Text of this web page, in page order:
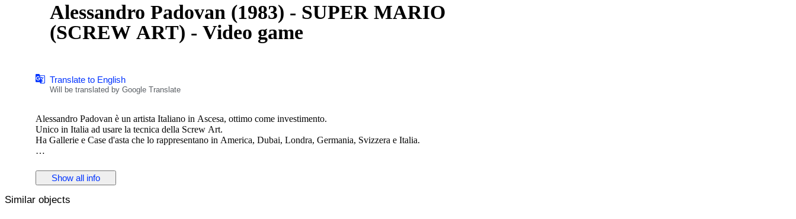
Alessandro Padovan (1983) - SUPER MARIO
(SCREW ART) - Video game
Translate to English
Will be translated by Google Translate
Alessandro Padovan è un artista Italiano in Ascesa, ottimo come investimento.
Unico in Italia ad usare la tecnica della Screw Art.
Ha Gallerie e Case d'asta che lo rappresentano in America, Dubai, Londra, Germania, Svizzera e Italia.
Show all info
Similar objects